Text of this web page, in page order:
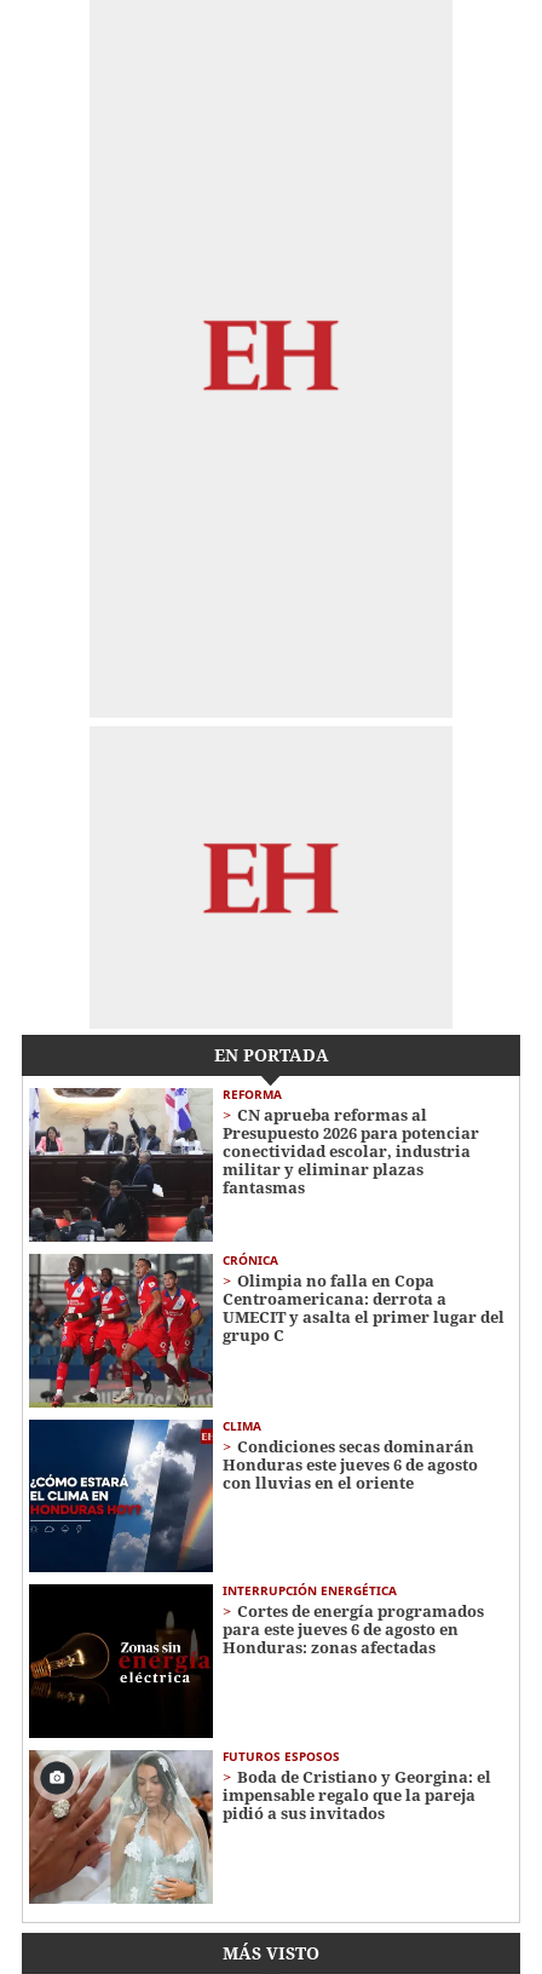
EN PORTADA
REFORMA
CN aprueba reformas al
Presupuesto 2026 para potenciar
conectividad escolar, industria
militar y eliminar plazas
fantasmas
CRÓNICA
Olimpia no falla en Copa
Centroamericana: derrota a
UMECIT y asalta el primer lugar del
grupo C
CLIMA
Condiciones secas dominarán
Honduras este jueves 6 de agosto
con lluvias en el oriente
INTERRUPCIÓN ENERGÉTICA
Cortes de energía programados
para este jueves 6 de agosto en
Honduras: zonas afectadas
FUTUROS ESPOSOS
Boda de Cristiano y Georgina: el
impensable regalo que la pareja
pidió a sus invitados
MÁS VISTO